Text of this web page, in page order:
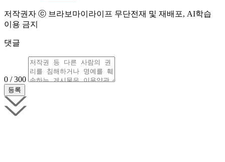
저작권자 ⓒ 브라보마이라이프 무단전재 및 재배포, AI학습
이용 금지
댓글
0 / 300